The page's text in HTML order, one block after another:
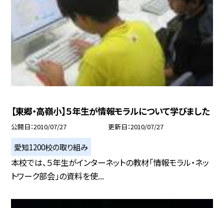
【東郷・高嶺小】５年生が情報モラルについて学びました
公開日 2010/07/27 更新日 2010/07/27
愛知1200校の取り組み
本校では、５年生がインターネットの教材「情報モラル・ネッ
トワーク部会」の資料を使...